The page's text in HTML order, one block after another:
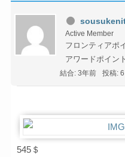
Active Member
フロンティアポ
アワードポイン
結合: 3年前 投稿: 6
545＄